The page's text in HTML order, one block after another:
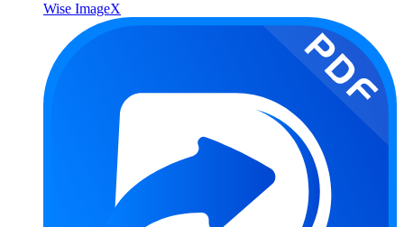
Wise ImageX